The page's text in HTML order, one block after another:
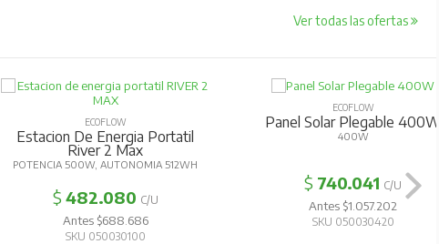
Ver todas las ofertas
ECOFLOW
Estacion De Energia Portatil
River 2 Max
POTENCIA 500W, AUTONOMIA 512WH
$ 482.080 C/U
Antes $688.686
SKU 050030100
ECOFLOW
Panel Solar Plegable
400W
$ 740.041 C/U
Antes $1.057.202
SKU 050030420